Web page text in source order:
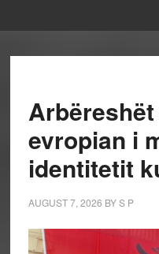
evropian i
identitetit
AUGUST 7, 2026 BYS P